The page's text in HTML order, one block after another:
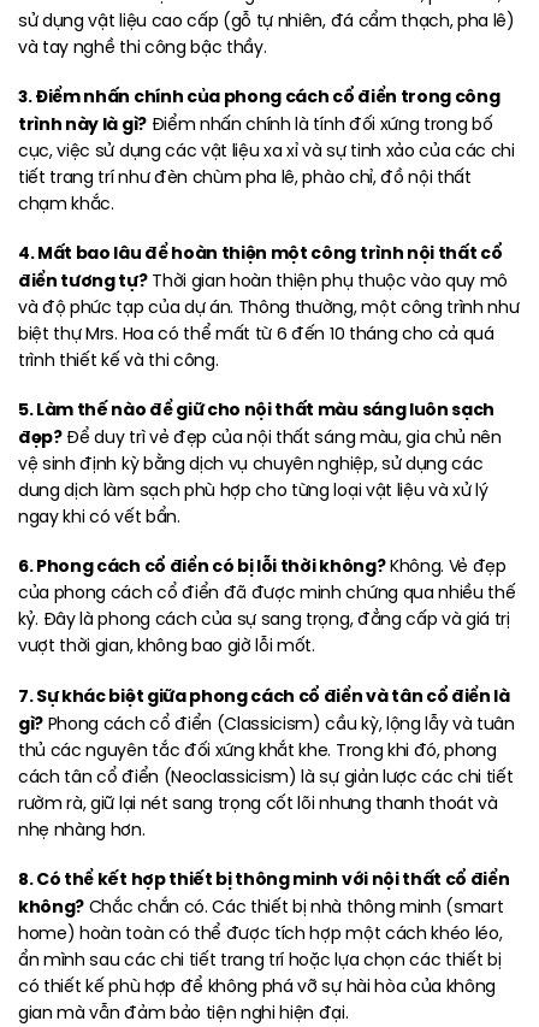
sử dụng vật liệu cao cấp (gỗ tự nhiên, đá cẩm thạch, pha lê)
và tay nghề thi công bậc thầy.
3. Điểm nhấn chính của phong cách cổ điển trong công
trình này là gì?Điểm nhấn chính là tính đối xứng trong bố
cục, việc sử dụng các vật liệu xa xỉ và sự tinh xảo của các chi
tiết trang trí như đèn chùm pha lê, phào chỉ, đồ nội thất
chạm khắc.
4. Mất bao lâu để hoàn thiện một công trình nội thất cổ
điển tương tự?Thời gian hoàn thiện phụ thuộc vào quy mô
và độ phức tạp của dự án. Thông thường, một công trình như
biệt thự Mrs. Hoa có thể mất từ 6 đến 10 tháng cho cả quá
trình thiết kế và thi công.
5. Làm thế nào để giữ cho nội thất màu sáng luôn sạch
đẹp?Để duy trì vẻ đẹp của nội thất sáng màu, gia chủ nên
vệ sinh định kỳ bằng dịch vụ chuyên nghiệp, sử dụng các
dung dịch làm sạch phù hợp cho từng loại vật liệu và xử lý
ngay khi có vết bẩn.
6. Phong cách cổ điển có bị lỗi thời không?Không. Vẻ đẹp
của phong cách cổ điển đã được minh chứng qua nhiều thế
kỷ. Đây là phong cách của sự sang trọng, đẳng cấp và giá trị
vượt thời gian, không bao giờ lỗi mốt.
7. Sự khác biệt giữa phong cách cổ điển và tân cổ điển là
gì?Phong cách cổ điển (Classicism) cầu kỳ, lộng lẫy và tuân
thủ các nguyên tắc đối xứng khắt khe. Trong khi đó, phong
cách tân cổ điển (Neoclassicism) là sự giản lược các chi tiết
rườm rà, giữ lại nét sang trọng cốt lõi nhưng thanh thoát và
nhẹ nhàng hơn.
8. Có thể kết hợp thiết bị thông minh với nội thất cổ điển
không?Chắc chắn có. Các thiết bị nhà thông minh (smart
home) hoàn toàn có thể được tích hợp một cách khéo léo,
ẩn mình sau các chi tiết trang trí hoặc lựa chọn các thiết bị
có thiết kế phù hợp để không phá vỡ sự hài hòa của không
gian mà vẫn đảm bảo tiện nghi hiện đại.